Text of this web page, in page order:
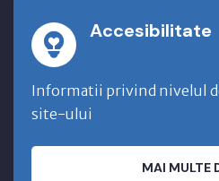
Accesibilitate
Informatii privind nivelul
site-ului
MAI MULTE